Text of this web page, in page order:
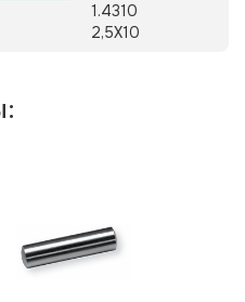
1.4310
2,5X10